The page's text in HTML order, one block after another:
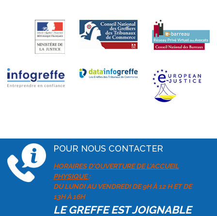
POUR NOUS CONTACTER
HORAIRES D'OUVERTURE DE L'ACCUEIL
PHYSIQUE:
DU LUNDI AU VENDREDI DE 9H À 12 H ET DE
13H À 16H
LE GREFFE EST JOIGNABLE